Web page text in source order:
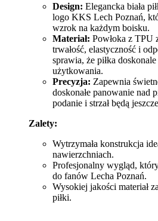
Design: Elegancka biała
logo KKS Lech Poznań,
wzrok na każdym boisku.
Materiał: Powłoka z TPU
trwałość, elastyczność i
sprawia, że piłka
użytkowania.
Precyzja: Zapewnia
doskonałe panowanie nad
podanie i strzał będą
Zalety:
Wytrzymała konstrukcja
nawierzchniach.
Profesjonalny wygląd,
do fanów Lecha Poznań.
Wysokiej jakości materiał
piłki.